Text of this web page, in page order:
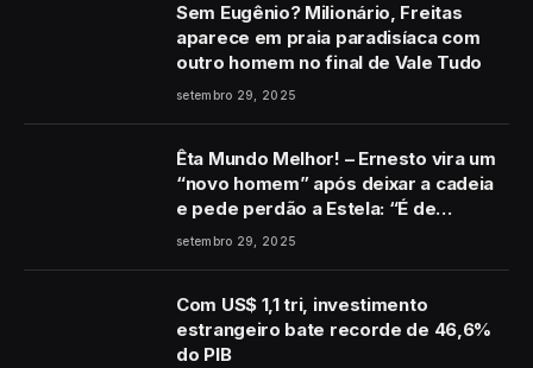
Sem Eugênio? Milionário, Freitas
aparece em praia paradisíaca com
outro homem no final de Vale Tudo
setembro 29, 2025
Êta Mundo Melhor! – Ernesto vira um
“novo homem” após deixar a cadeia
e pede perdão a Estela: “É de
coração”
setembro 29, 2025
Com US$ 1,1 tri, investimento
estrangeiro bate recorde de 46,6%
do PIB